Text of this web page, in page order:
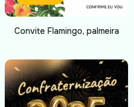
Convite Flamingo, palmeira